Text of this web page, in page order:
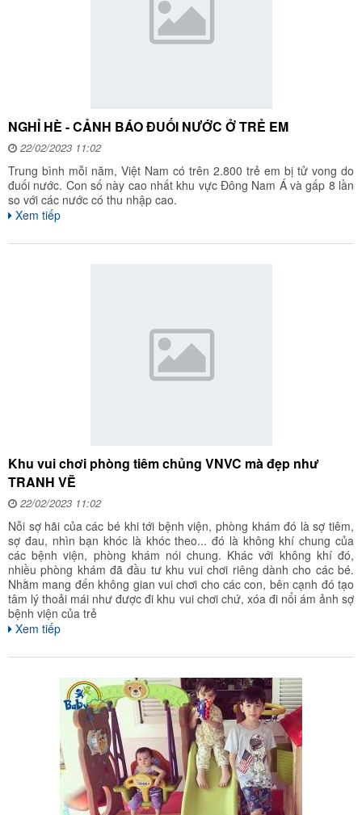
NGHỈ HÈ - CẢNH BÁO ĐUỐI NƯỚC Ở TRẺ EM
22/02/2023 11:02
Trung bình mỗi năm, Việt Nam có trên 2.800 trẻ em bị tử vong do
đuối nước. Con số này cao nhất khu vực Đông Nam Á và gấp 8 lần
so với các nước có thu nhập cao.
Xem tiếp
Khu vui chơi phòng tiêm chủng VNVC mà đẹp như
TRANH VẼ
22/02/2023 11:02
Nỗi sợ hãi của các bé khi tới bệnh viện, phòng khám đó là sợ tiêm,
sợ đau, nhìn bạn khóc là khóc theo... đó là không khí chung của
các bệnh viện, phòng khám nói chung. Khác với không khí đó,
nhiều phòng khám đã đầu tư khu vui chơi riêng dành cho các bé.
Nhằm mang đến không gian vui chơi cho các con, bên cạnh đó tạo
tâm lý thoải mái như được đi khu vui chơi chứ, xóa đi nổi ám ảnh sợ
bệnh viện của trẻ
Xem tiếp